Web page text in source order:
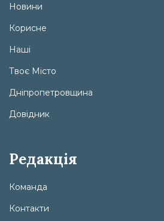
Новини
Корисне
Наші
Твоє Місто
Дніпропетровщина
Довідник
Редакція
Команда
Контакти